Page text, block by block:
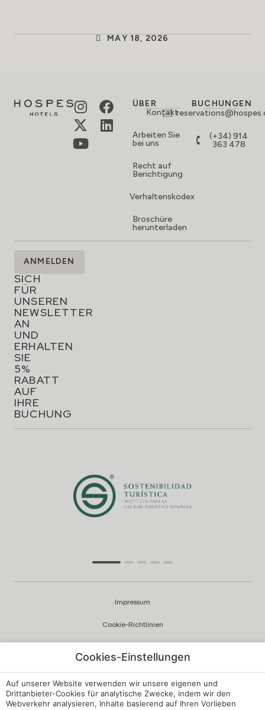
MAY 18, 2026
ÜBER
Kontakt
Arbeiten Sie
bei uns
Recht auf
Berichtigung
Verhaltenskodex
Broschüre
herunterladen
BUCHUNGEN
(+34) 914
363 478
MELDEN
SIE
SICH
FÜR
UNSEREN
NEWSLETTER
AN
UND
ERHALTEN
SIE
5%
RABATT
AUF
IHRE
BUCHUNG
ANMELDEN
Impressum
Cookie-Richtlinien
Beschwerdekanal
Cookies-Einstellungen
Auf unserer Website verwenden wir unsere eigenen und
Drittanbieter-Cookies für analytische Zwecke, indem wir den
Webverkehr analysieren, Inhalte basierend auf Ihren Vorlieben